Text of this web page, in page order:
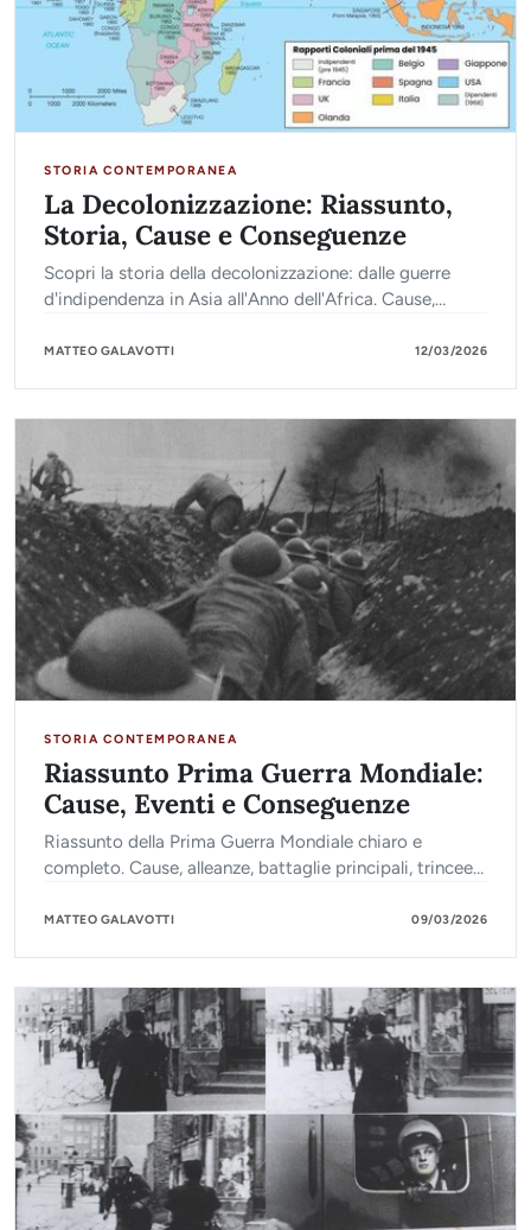
STORIA CONTEMPORANEA
La Decolonizzazione: Riassunto,
Storia, Cause e Conseguenze
Scopri la storia della decolonizzazione: dalle guerre
d'indipendenza in Asia all'Anno dell'Africa. Cause,
MATTEO GALAVOTTI 12/03/2026
STORIA CONTEMPORANEA
Riassunto Prima Guerra Mondiale:
Cause, Eventi e Conseguenze
Riassunto della Prima Guerra Mondiale chiaro e
completo. Cause, alleanze, battaglie principali, trincee
MATTEO GALAVOTTI 09/03/2026